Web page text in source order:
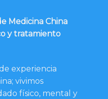
Medicina China
y tratamiento
experiencia
vivimos
físico, mental y